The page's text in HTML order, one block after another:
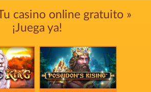
casino online gratuito »
¡Juega ya!